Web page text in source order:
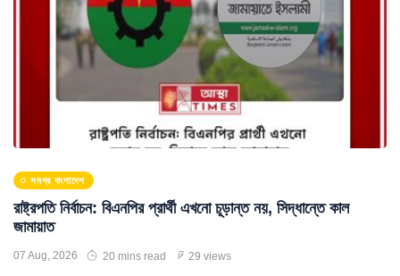
সমগ্র বাংলাদেশ
রাষ্ট্রপতি নির্বাচন: বিএনপির প্রার্থী এখনো চূড়ান্ত নয়, সিদ্ধান্তে কাল
জামায়াত
07 Aug, 2026 20 mins read 29 views